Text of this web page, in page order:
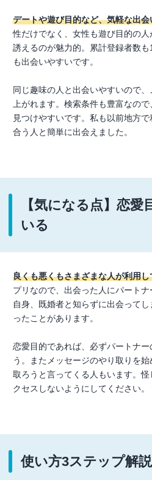
デートや遊び目的など、気軽な出
性だけでなく、女性も遊び目的の
誘えるのが魅力的。累計登録者数
も出会いやすいです。
同じ趣味の人と出会いやすいので
上がれます。検索条件も豊富なの
見つけやすいです。私も以前地方
合う人と簡単に出会えました。
【気になる点】恋愛
いる
良くも悪くもさまざまな人が利用し
プリなので、出会った人にパート
自身、既婚者と知らずに出会って
ったことがあります。
恋愛目的であれば、必ずパートナ
う。またメッセージのやり取りを
取ろうと言ってくる人もいます。
クセスしないようにしてください。
使い方3ステップ解説